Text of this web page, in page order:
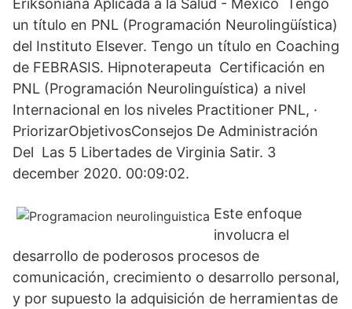
Eriksoniana Aplicada a la Salud - México Tengo
un título en PNL (Programación Neurolingüística)
del Instituto Elsever. Tengo un título en Coaching
de FEBRASIS. Hipnoterapeuta Certificación en
PNL (Programación Neurolinguística) a nivel
Internacional en los niveles Practitioner PNL, ·
PriorizarObjetivosConsejos De Administración
Del Las 5 Libertades de Virginia Satir. 3
december 2020. 00:09:02.
Este enfoque
involucra el
desarrollo de poderosos procesos de
comunicación, crecimiento o desarrollo personal,
y por supuesto la adquisición de herramientas de